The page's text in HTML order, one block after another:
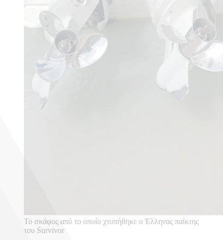
Το σκάφος από το οποίο χτυπήθηκε ο Έλληνας παίκτης
του Survivor